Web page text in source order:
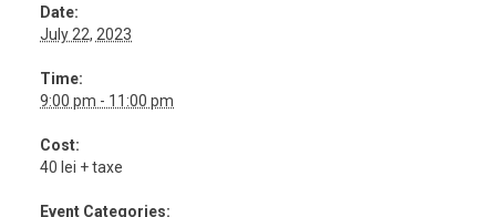
Date:
July 22, 2023
Time:
9:00 pm - 11:00 pm
Cost:
40 lei + taxe
Event Categories: